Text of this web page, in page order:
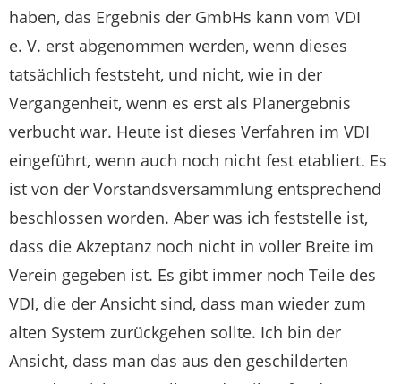
haben, das Ergebnis der GmbHs kann vom VDI
e. V. erst abgenommen werden, wenn dieses
tatsächlich feststeht, und nicht, wie in der
Vergangenheit, wenn es erst als Planergebnis
verbucht war. Heute ist dieses Verfahren im VDI
eingeführt, wenn auch noch nicht fest etabliert. Es
ist von der Vorstandsversammlung entsprechend
beschlossen worden. Aber was ich feststelle ist,
dass die Akzeptanz noch nicht in voller Breite im
Verein gegeben ist. Es gibt immer noch Teile des
VDI, die der Ansicht sind, dass man wieder zum
alten System zurückgehen sollte. Ich bin der
Ansicht, dass man das aus den geschilderten